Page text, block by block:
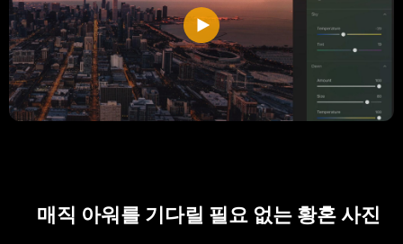
매직 아워를 기다릴 필요 없는 황혼 사진